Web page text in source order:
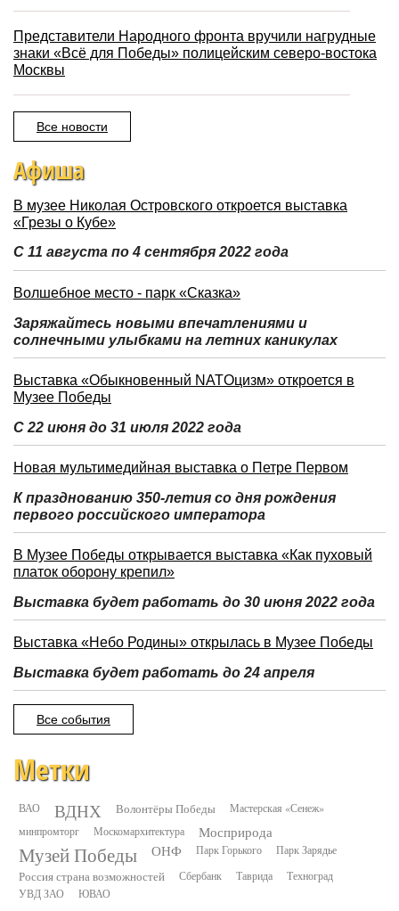
Представители Народного фронта вручили нагрудные
знаки «Всё для Победы» полицейским северо-востока
Москвы
Все новости
Афиша
В музее Николая Островского откроется выставка
«Грезы о Кубе»
С 11 августа по 4 сентября 2022 года
Волшебное место - парк «Сказка»
Заряжайтесь новыми впечатлениями и
солнечными улыбками на летних каникулах
Выставка «Обыкновенный NATOцизм» откроется в
Музее Победы
С 22 июня до 31 июля 2022 года
Новая мультимедийная выставка о Петре Первом
К празднованию 350-летия со дня рождения
первого российского императора
В Музее Победы открывается выставка «Как пуховый
платок оборону крепил»
Выставка будет работать до 30 июня 2022 года
Выставка «Небо Родины» открылась в Музее Победы
Выставка будет работать до 24 апреля
Все события
Метки
ВАО ВДНХ Волонтёры Победы
Мастерская «Сенеж»
минпромторг
Москомархитектура Мосприрода
Музей Победы ОНФ Парк Горького Парк Зарядье
Россия страна возможностей Сбербанк Таврида
Техноград
УВД ЗАО
ЮВАО